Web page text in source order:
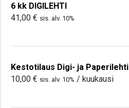
6 kk DIGILEHTI
41,00 € sis. alv. 10%
Kestotilaus Digi- ja Paperilehti
10,00 € sis. alv. 10% / kuukausi